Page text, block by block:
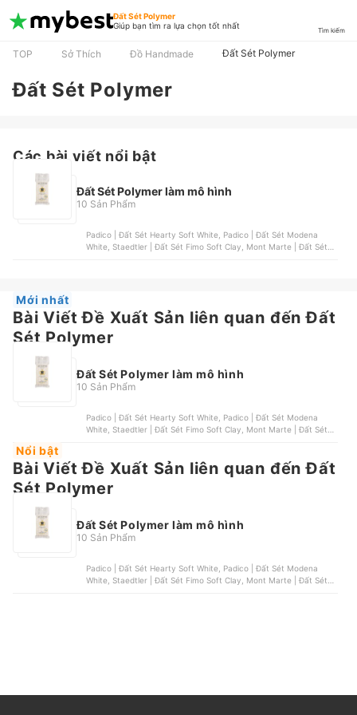
Đất Sét Polymer
Giúp bạn tìm ra lựa chọn tốt nhất
Tìm kiếm
TOP Sở Thích Đồ Handmade Đất Sét Polymer
Đất Sét Polymer
Các bài viết nổi bật
Đất Sét Polymer làm mô hình
10 Sản Phẩm
Padico | Đất Sét Hearty Soft White, Padico | Đất Sét Modena
White, Staedtler | Đất Sét Fimo Soft Clay, Mont Marte | Đất Sét
Mới nhất
Bài Viết Đề Xuất Sản liên quan đến Đất
Sét Polymer
Đất Sét Polymer làm mô hình
10 Sản Phẩm
Padico | Đất Sét Hearty Soft White, Padico | Đất Sét Modena
White, Staedtler | Đất Sét Fimo Soft Clay, Mont Marte | Đất Sét
Nổi bật
Bài Viết Đề Xuất Sản liên quan đến Đất
Sét Polymer
Đất Sét Polymer làm mô hình
10 Sản Phẩm
Padico | Đất Sét Hearty Soft White, Padico | Đất Sét Modena
White, Staedtler | Đất Sét Fimo Soft Clay, Mont Marte | Đất Sét